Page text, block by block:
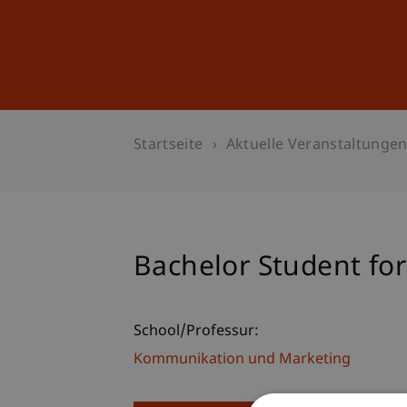
Startseite Aktuelle Veranstaltungen
Bachelor Student
School/Professur:
Kommunikation und Marketing